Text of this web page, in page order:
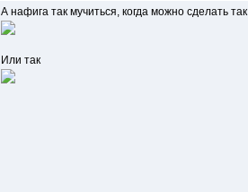
А нафига так мучиться, когда можно сделать
Или так